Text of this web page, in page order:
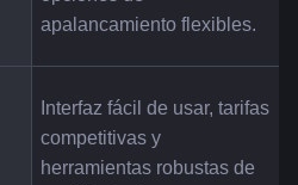
apalancamiento flexibles.
Interfaz fácil de usar, tarifas
competitivas y
herramientas robustas de